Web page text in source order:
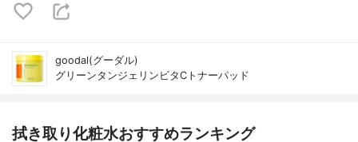
goodal(グーダル)
グリーンタンジェリンビタCトナーパッド
拭き取り化粧水おすすめランキング